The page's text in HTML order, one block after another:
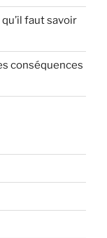
faut savoir
conséquences